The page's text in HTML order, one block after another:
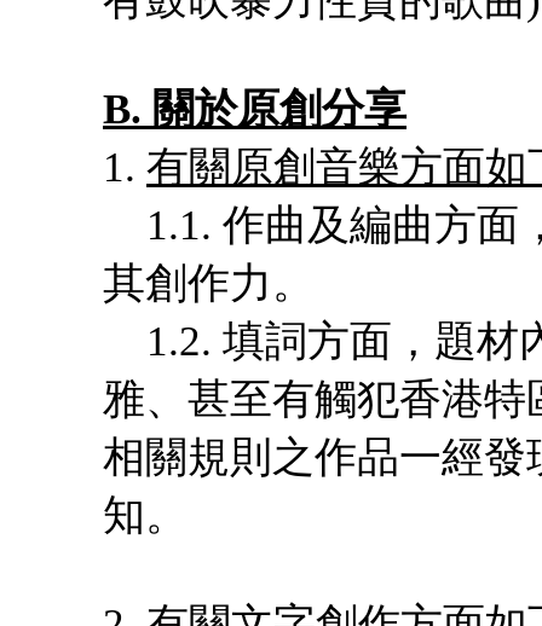
B. 關於原創分享
1. 有關原創音樂方面如
1.1. 作曲及編曲方面
其創作力。
1.2. 填詞方面，題材
雅、甚至有觸犯香港
相關規則之作品一經
知。